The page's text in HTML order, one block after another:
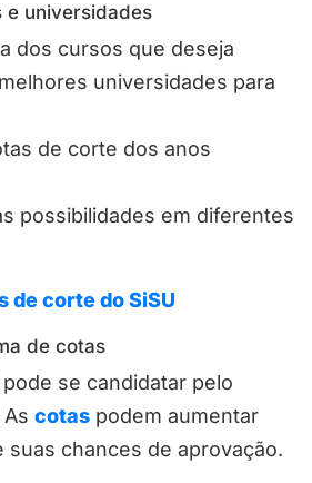
e universidades
dos cursos que deseja
universidades para
de corte dos anos
possibilidades em diferentes
de corte do SiSU
de cotas
se candidatar pelo
cotas podem aumentar
suas chances de aprovação.